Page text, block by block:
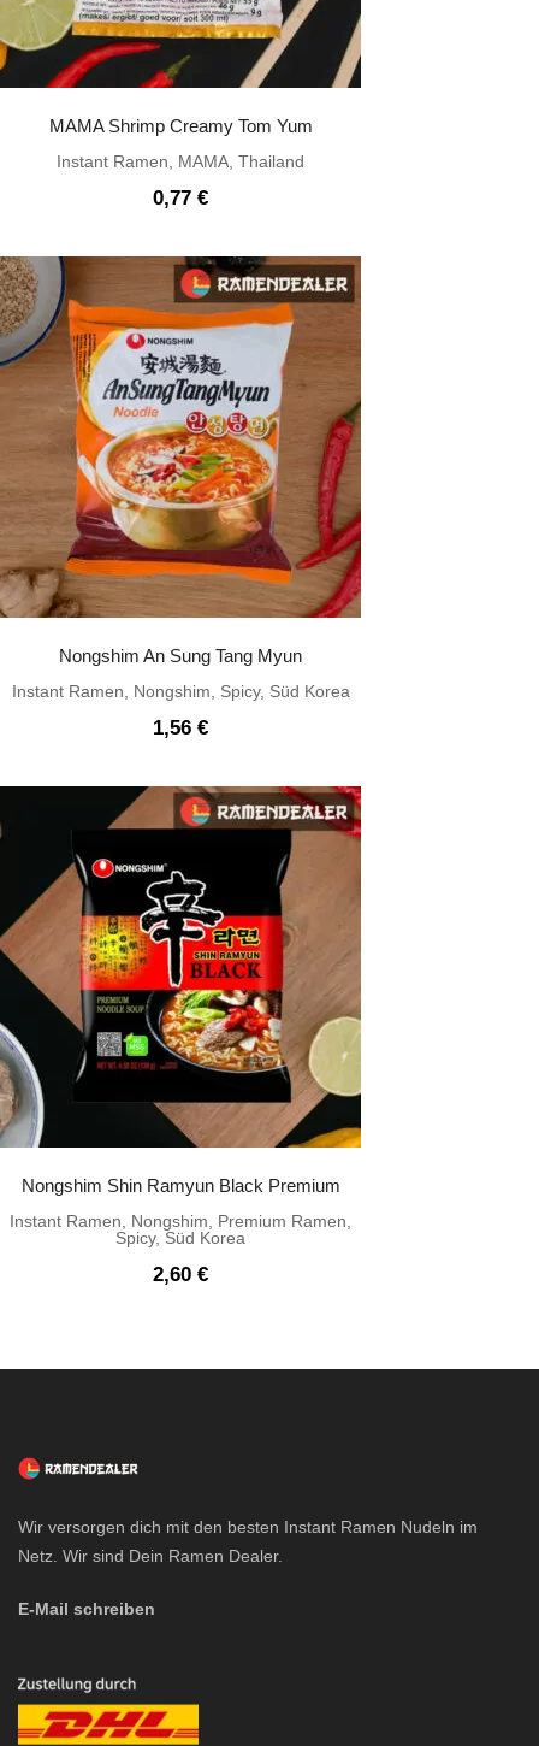
MAMA Shrimp Creamy Tom Yum
Instant Ramen MAMA Thailand
0,77 €
Nongshim An Sung Tang Myun
Instant Ramen Nongshim Spicy, Süd Korea
1,56 €
Nongshim Shin Ramyun Black Premium
Instant Ramen Nongshim Premium Ramen
Spicy,Süd Korea
2,60 €
Wir versorgen dich mit den besten Instant Ramen Nudeln im
Netz. Wir sind Dein Ramen Dealer.
E-Mail schreiben